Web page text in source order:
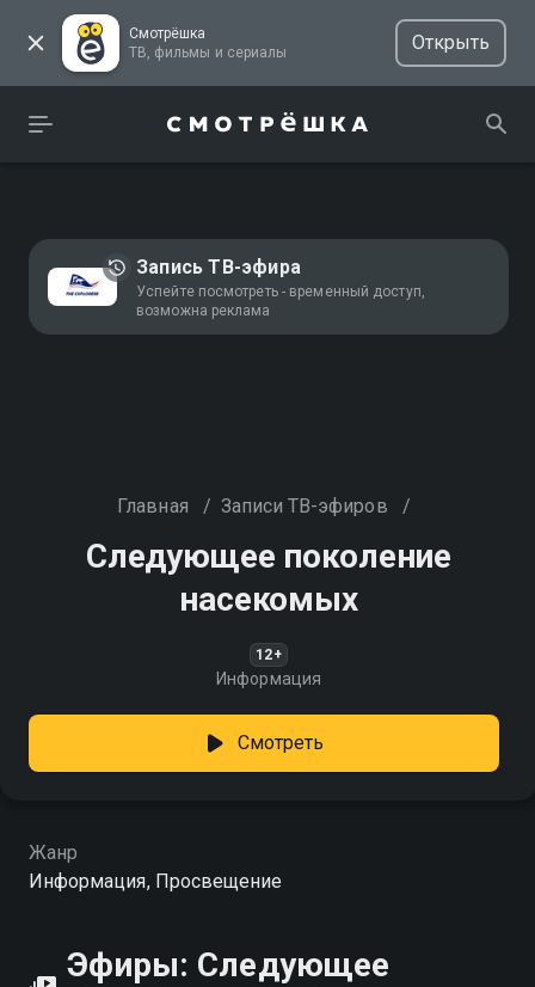
Смотрёшка
ТВ, фильмы и сериалы
Открыть
Запись ТВ-эфира
Успейте посмотреть - временный доступ,
возможна реклама
Главная / Записи ТВ-эфиров /
Следующее поколение
насекомых
12+
Информация
Смотреть
Жанр
Информация, Просвещение
Эфиры: Следующее